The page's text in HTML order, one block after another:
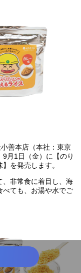
善本店（本社：東京
月1日（金）に【のり
を発売します。
、非常食に着目し、海
べても、お湯や水でご